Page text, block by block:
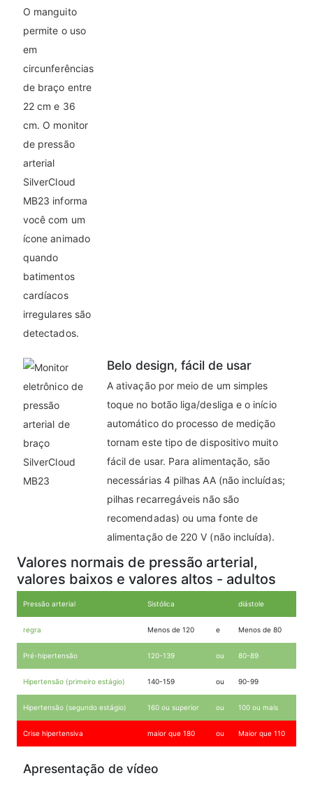
O manguito
permite o uso
em
circunferências
de braço entre
22 cm e 36
cm. O monitor
de pressão
arterial
SilverCloud
MB23 informa
você com um
ícone animado
quando
batimentos
cardíacos
irregulares são
detectados.
Belo design, fácil de usar
A ativação por meio de um simples
toque no botão liga/desliga e o início
automático do processo de medição
tornam este tipo de dispositivo muito
fácil de usar. Para alimentação, são
necessárias 4 pilhas AA (não incluídas;
pilhas recarregáveis não são
recomendadas) ou uma fonte de
alimentação de 220 V (não incluída).
Valores normais de pressão arterial,
valores baixos e valores altos - adultos
Pressão arterial Sistólica diástole
regra Menos de 120 e Menos de 80
Pré-hipertensão 120-139 ou 80-89
Hipertensão (primeiro estágio) 140-159 ou 90-99
Hipertensão (segundo estágio) 160 ou superior ou 100 ou mais
Crise hipertensiva maior que 180 ou Maior que 110
Apresentação de vídeo